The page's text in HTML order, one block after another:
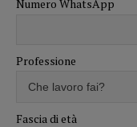
Numero WhatsApp
Professione
Fascia di età